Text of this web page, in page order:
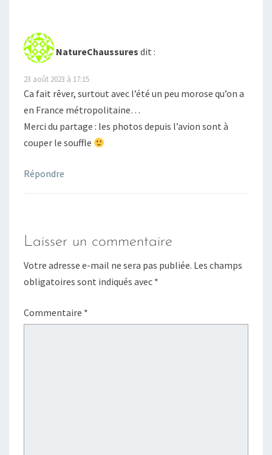
NatureChaussures dit :
23 août 2023 à 17:15
Ca fait rêver, surtout avec l’été un peu morose qu’on a
en France métropolitaine…
Merci du partage : les photos depuis l’avion sont à
couper le souffle
Répondre
Laisser un commentaire
Votre adresse e-mail ne sera pas publiée. Les champs
obligatoires sont indiqués avec *
Commentaire *